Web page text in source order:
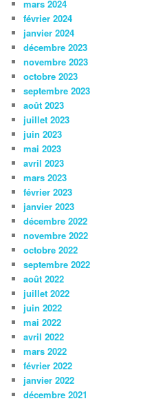
mars 2024
février 2024
janvier 2024
décembre 2023
novembre 2023
octobre 2023
septembre 2023
août 2023
juillet 2023
juin 2023
mai 2023
avril 2023
mars 2023
février 2023
janvier 2023
décembre 2022
novembre 2022
octobre 2022
septembre 2022
août 2022
juillet 2022
juin 2022
mai 2022
avril 2022
mars 2022
février 2022
janvier 2022
décembre 2021